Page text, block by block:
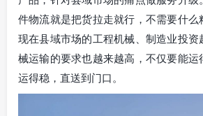
件物流就是把货拉走就行，不需要什么
现在县域市场的工程机械、制造业投
械运输的要求也越来越高，不仅要能运
运得稳，直送到门口。